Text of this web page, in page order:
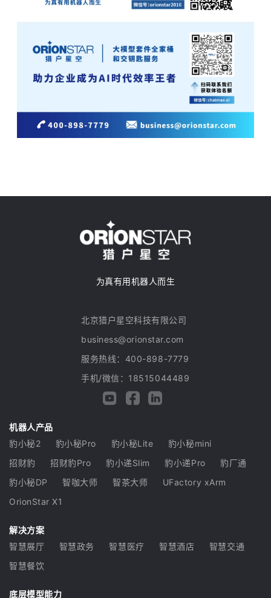
为真有用机器人而生
北京猎户星空科技有限公司
business@orionstar.com
服务热线：400-898-7779
手机/微信：18515044489
机器人产品
豹小秘2
豹小秘Pro 豹小秘Lite
豹小秘mini
招财豹
招财豹Pro 豹小递Slim 豹小递Pro
豹厂通
豹小秘DP
智咖大师 智茶大师
UFactory xArm
OrionStar X1
解决方案
智慧展厅
智慧政务 智慧医疗 智慧酒店
智慧交通
智慧餐饮
底层模型能力